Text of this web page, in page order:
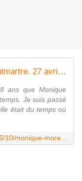
Monique Morelli. Le chant de Montmartre. 27 avril. - Montmartre secret
ans que Monique
Je suis passé
était du temps où